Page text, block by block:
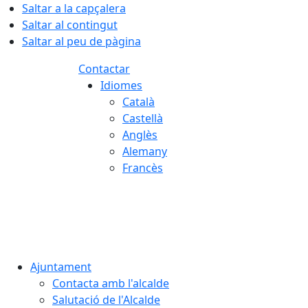
Saltar a la capçalera
Saltar al contingut
Saltar al peu de pàgina
Contactar
Idiomes
Català
Castellà
Anglès
Alemany
Francès
Ajuntament
Contacta amb l'alcalde
Salutació de l'Alcalde